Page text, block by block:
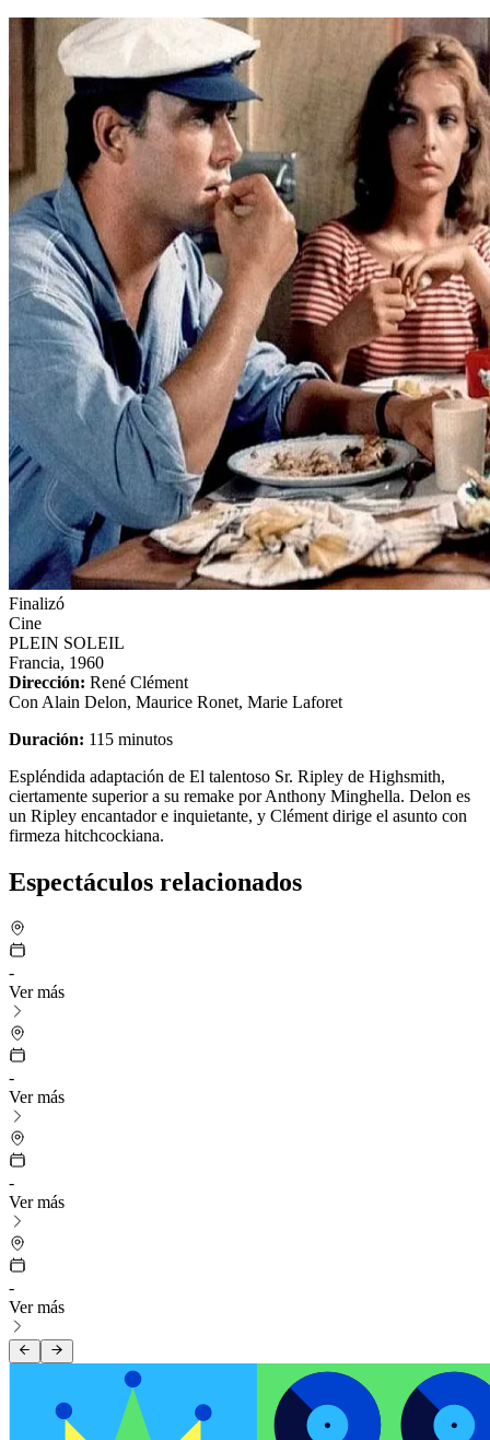
Finalizó
Cine
PLEIN SOLEIL
Francia, 1960
Dirección: René Clément
Con Alain Delon, Maurice Ronet, Marie Laforet
Duración: 115 minutos
Espléndida adaptación de El talentoso Sr. Ripley de Highsmith,
ciertamente superior a su remake por Anthony Minghella. Delon es
un Ripley encantador e inquietante, y Clément dirige el asunto con
firmeza hitchcockiana.
Espectáculos relacionados
-
Ver más
-
Ver más
-
Ver más
-
Ver más